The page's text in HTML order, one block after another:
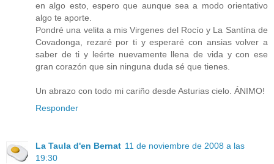
en algo esto, espero que aunque sea a modo orientativo
algo te aporte.
Pondré una velita a mis Virgenes del Rocío y La Santína de
Covadonga, rezaré por ti y esperaré con ansias volver a
saber de ti y leérte nuevamente llena de vida y con ese
gran corazón que sin ninguna duda sé que tienes.
Un abrazo con todo mi cariño desde Asturias cielo. ÁNIMO!
Responder
La Taula d'en Bernat 11 de noviembre de 2008 a las
19:30